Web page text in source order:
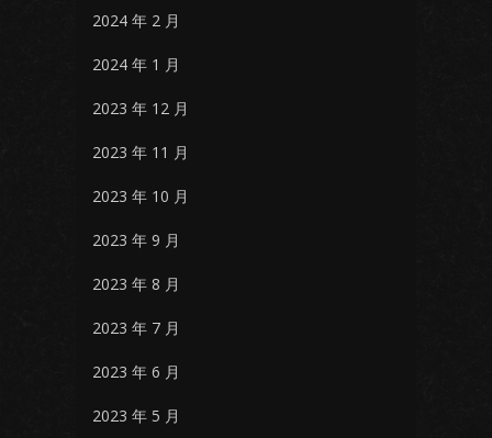
2024 年 2 月
2024 年 1 月
2023 年 12 月
2023 年 11 月
2023 年 10 月
2023 年 9 月
2023 年 8 月
2023 年 7 月
2023 年 6 月
2023 年 5 月